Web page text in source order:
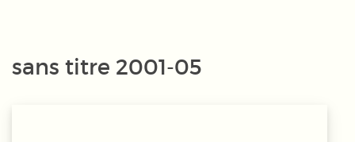
sans titre 2001-05